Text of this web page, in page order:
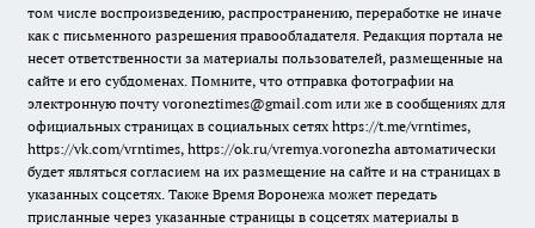
том числе воспроизведению, распространению, переработке не иначе
как с письменного разрешения правообладателя. Редакция портала не
несет ответственности за материалы пользователей, размещенные на
сайте и его субдоменах. Помните, что отправка фотографии на
электронную почту voroneztimes@gmail.com или же в сообщениях для
официальных страницах в социальных сетях https://t.me/vrntimes,
https://vk.com/vrntimes, https://ok.ru/vremya.voronezha автоматически
будет являться согласием на их размещение на сайте и на страницах в
указанных соцсетях. Также Время Воронежа может передать
присланные через указанные страницы в соцсетях материалы в